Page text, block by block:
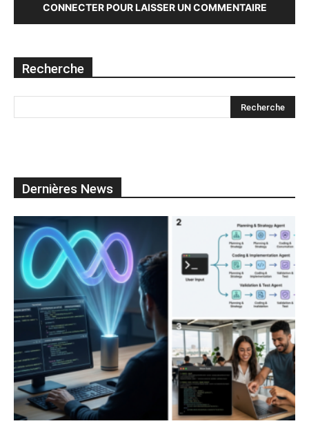
CONNECTER POUR LAISSER UN COMMENTAIRE
Recherche
Dernières News